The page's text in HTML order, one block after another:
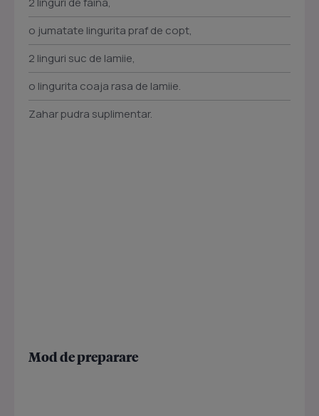
o jumatate lingurita praf de copt,
2 linguri suc de lamiie,
o lingurita coaja rasa de lamiie.
Zahar pudra suplimentar.
Mod de preparare